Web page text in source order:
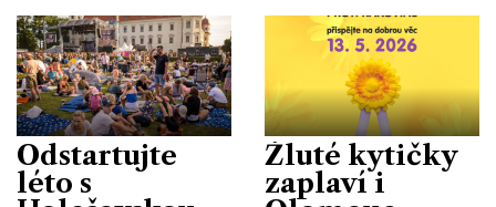
Odstartujte
léto s
Žluté kytičky
zaplaví i